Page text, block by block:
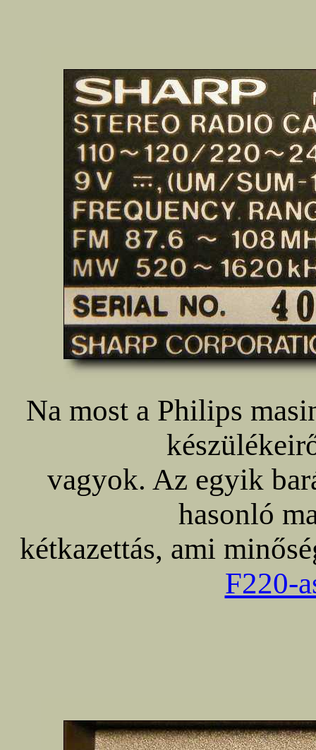
Na most a Philips
vagyok. Az egyik
hasonló
kétkazettás, ami
F220-